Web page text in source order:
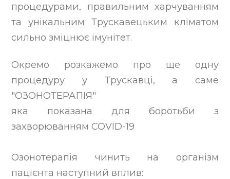
процедурами, правильним харчуванням
та унікальним Трускавецьким кліматом
сильно зміцнює імунітет.
Окремо розкажемо про ще одну
процедуру у Трускавці, а саме
"ОЗОНОТЕРАПІЯ"
яка показана для боротьби з
захворюванням COVID-19
Озонотерапія чинить на організм
пацієнта наступний вплив: